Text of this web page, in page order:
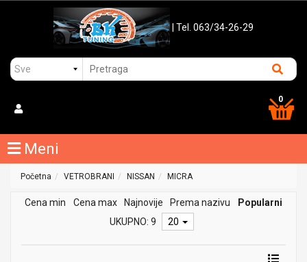
| Tel. 063/34-26-29
0
Meni
Početna VETROBRANI NISSAN MICRA
Cena min Cena max Najnovije Prema nazivu
Popularni
UKUPNO: 9
20